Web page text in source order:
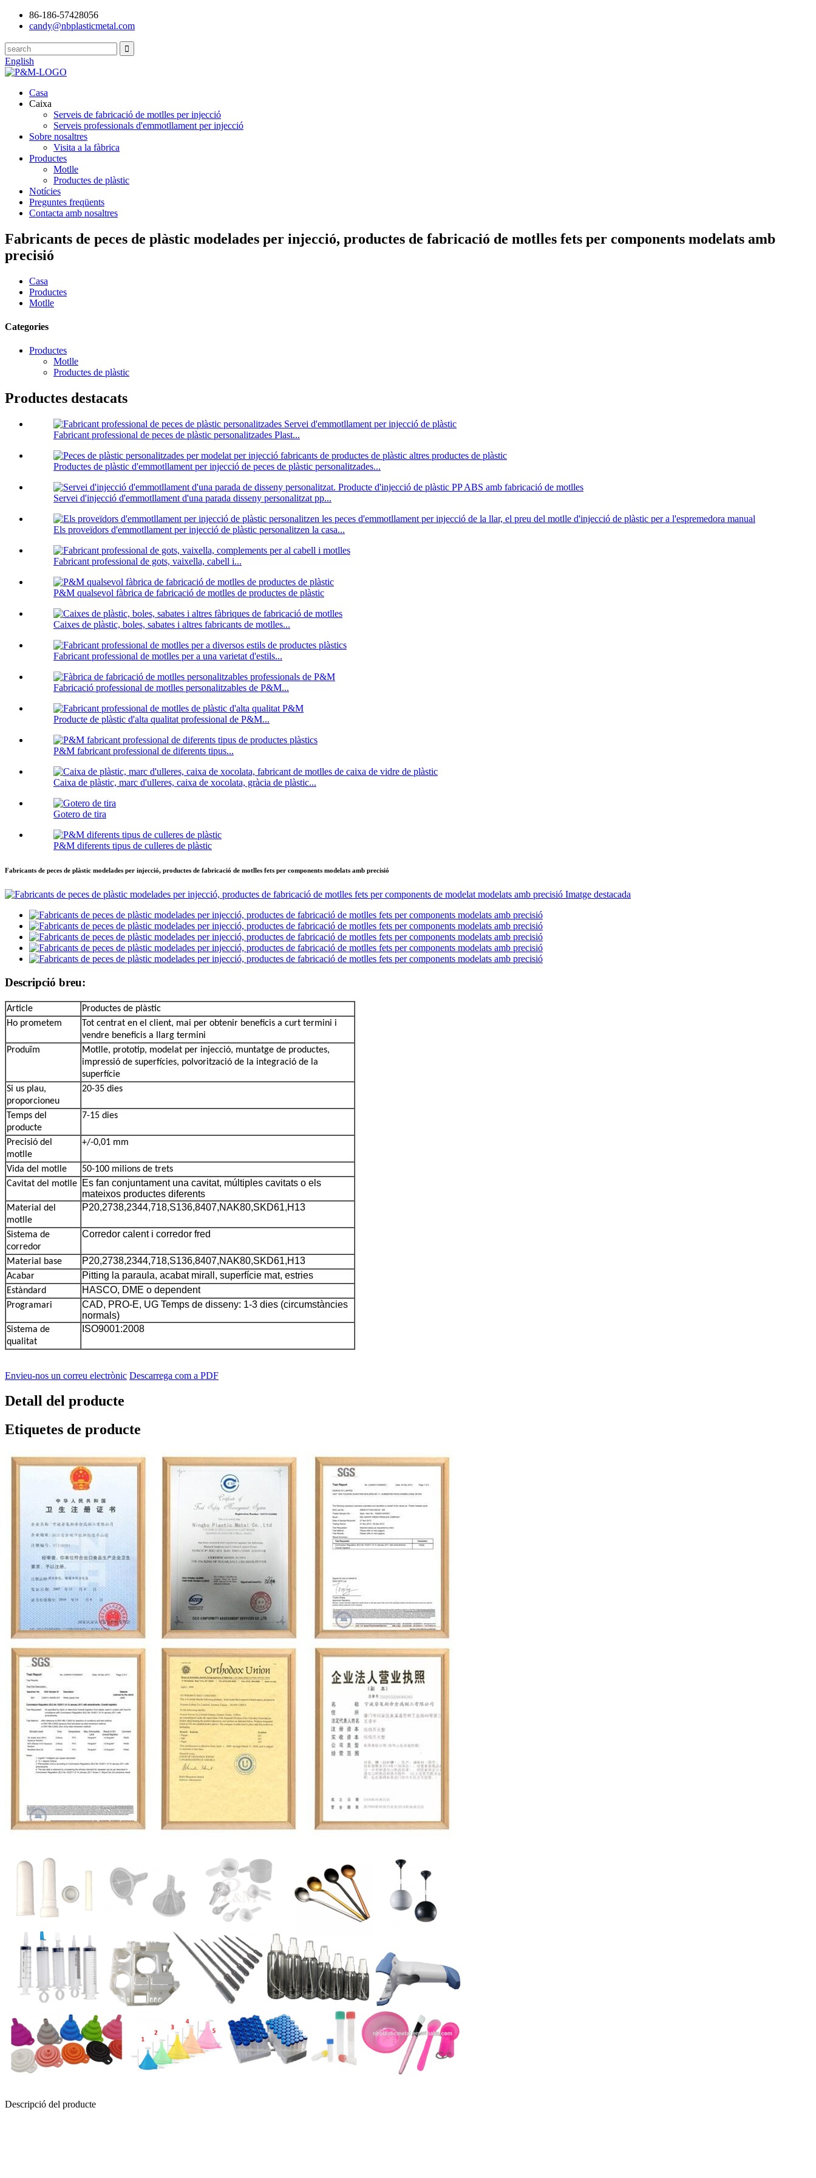
86-186-57428056
candy@nbplasticmetal.com
English
Casa
Caixa
Serveis de fabricació de motlles per injecció
Serveis professionals d'emmotllament per injecció
Sobre nosaltres
Visita a la fàbrica
Productes
Motlle
Productes de plàstic
Notícies
Preguntes freqüents
Contacta amb nosaltres
Fabricants de peces de plàstic modelades per injecció, productes de fabricació de motlles fets per components modelats amb
precisió
Casa
Productes
Motlle
Categories
Productes
Motlle
Productes de plàstic
Productes destacats
Fabricant professional de peces de plàstic personalitzades Plast...
Productes de plàstic d'emmotllament per injecció de peces de plàstic personalitzades...
Servei d'injecció d'emmotllament d'una parada disseny personalitzat pp...
Els proveïdors d'emmotllament per injecció de plàstic personalitzen la casa...
Fabricant professional de gots, vaixella, cabell i...
P&M qualsevol fàbrica de fabricació de motlles de productes de plàstic
Caixes de plàstic, boles, sabates i altres fabricants de motlles...
Fabricant professional de motlles per a una varietat d'estils...
Fabricació professional de motlles personalitzables de P&M...
Producte de plàstic d'alta qualitat professional de P&M...
P&M fabricant professional de diferents tipus...
Caixa de plàstic, marc d'ulleres, caixa de xocolata, gràcia de plàstic...
Gotero de tira
P&M diferents tipus de culleres de plàstic
Fabricants de peces de plàstic modelades per injecció, productes de fabricació de motlles fets per components modelats amb precisió
Descripció breu:
Article
Productes de plàstic
Ho prometem
Tot centrat en el client, mai per obtenir beneficis a curt termini i
vendre beneficis a llarg termini
Produïm
Motlle, prototip, modelat per injecció, muntatge de productes,
impressió de superfícies, polvorització de la integració de la
superfície
Si us plau,
proporcioneu
20-35 dies
Temps del
producte
7-15 dies
Precisió del
motlle
+/-0,01 mm
Vida del motlle
50-100 milions de trets
Cavitat del motlle
Es fan conjuntament una cavitat, múltiples cavitats o els
mateixos productes diferents
Material del
motlle
P20,2738,2344,718,S136,8407,NAK80,SKD61,H13
Sistema de
corredor
Corredor calent i corredor fred
Material base P20,2738,2344,718,S136,8407,NAK80,SKD61,H13
Acabar Pitting la paraula, acabat mirall, superfície mat, estries
Estàndard HASCO, DME o dependent
Programari
CAD, PRO-E, UG Temps de disseny: 1-3 dies (circumstàncies
normals)
Sistema de
qualitat
ISO9001:2008
Envieu-nos un correu electrònic Descarrega com a PDF
Detall del producte
Etiquetes de producte
Descripció del producte